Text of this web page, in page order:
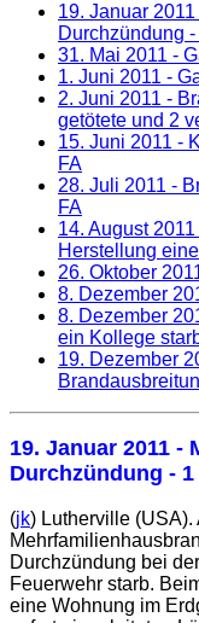
19. Januar 2011
Durchzündung
31. Mai 2011 -
1. Juni 2011 -
2. Juni 2011 -
getötete und 2
15. Juni 2011 -
FA
28. Juli 2011 -
FA
14. August 2011
Herstellung
26. Oktober
8. Dezember
8. Dezember
ein Kollege
19. Dezember
19. Januar 2011 -
Durchzündung -
(jk) Lutherville (USA).
Durchzündung bei
Feuerwehr starb.
eine Wohnung im